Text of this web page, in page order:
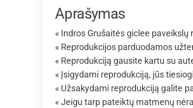
Aprašymas
« Indros Grušaitės giclee
« Reprodukcijos parduodamos
« Reprodukciją gausite kartu su
« Įsigydami reprodukciją, jūs
« Užsakydami reprodukciją galite
« Jeigu tarp pateiktų matmenų